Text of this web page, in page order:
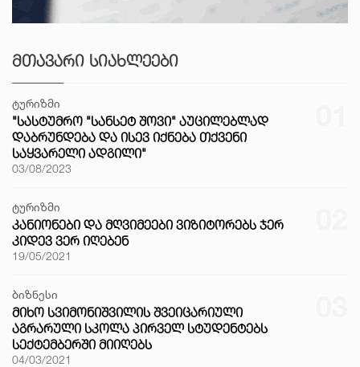
ᲛᲗᲐᲕᲐᲠᲘ ᲡᲘᲐᲮᲚᲔᲔᲑᲘ
ტურიზმი
"ᲡᲐᲡᲢᲣᲛᲠᲝ "ᲡᲐᲜᲡᲔᲢ ᲨᲝᲕᲘ" ᲐᲣᲪᲘᲚᲔᲑᲚᲐᲓ
ᲓᲐᲑᲠᲣᲜᲓᲔᲑᲐ ᲓᲐ ᲘᲡᲔᲕ ᲘᲥᲜᲔᲑᲐ ᲗᲥᲕᲔᲜᲘ
ᲡᲐᲧᲕᲐᲠᲔᲚᲘ ᲐᲓᲒᲘᲚᲘ"
03/08/2023
ტურიზმი
ᲙᲐᲜᲘᲝᲜᲔᲑᲘ ᲓᲐ ᲛᲦᲕᲘᲛᲔᲔᲑᲘ ᲕᲘᲖᲘᲢᲝᲠᲔᲑᲡ ᲯᲔᲠ
ᲙᲘᲓᲔᲕ ᲕᲔᲠ ᲘᲦᲔᲑᲔᲜ
19/05/2021
ბიზნესი
ᲛᲘᲮᲝ ᲡᲕᲘᲛᲝᲜᲘᲨᲕᲘᲚᲘᲡ ᲨᲕᲔᲘᲪᲐᲠᲘᲣᲚᲘ
ᲐᲒᲠᲐᲠᲣᲚᲘ ᲡᲙᲝᲚᲐ ᲞᲘᲠᲕᲔᲚ ᲡᲢᲣᲓᲔᲜᲢᲔᲑᲡ
ᲡᲔᲥᲢᲔᲛᲑᲔᲠᲨᲘ ᲛᲘᲘᲦᲔᲑᲡ
04/03/2021